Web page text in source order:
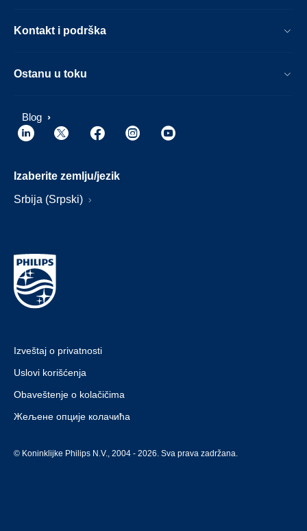
Kontakt i podrška
Ostanu u toku
Blog
Izaberite zemlju/jezik
Srbija (Srpski)
Izveštaj o privatnosti
Uslovi korišćenja
Obaveštenje o kolačičima
Жељене опције колачића
© Koninklijke Philips N.V., 2004 - 2026. Sva prava zadržana.